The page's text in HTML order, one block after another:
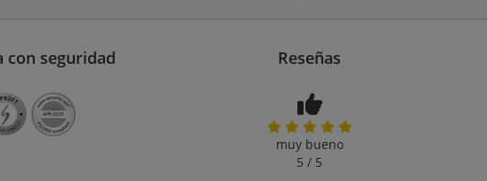
con seguridad Reseñas
muy bueno
5 / 5